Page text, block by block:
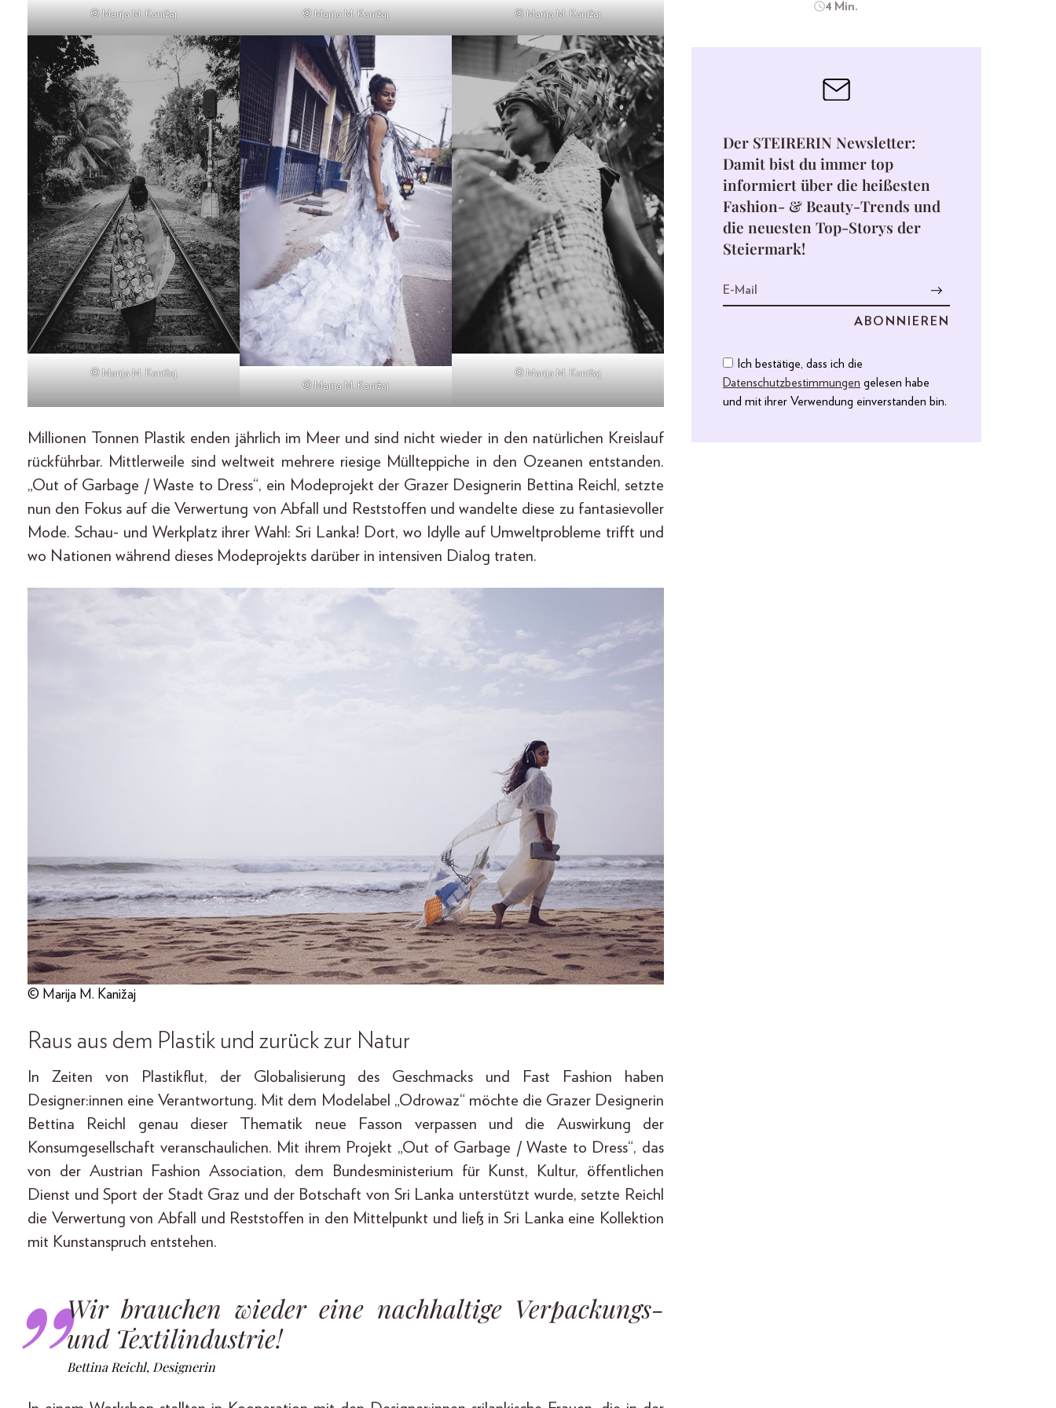
© Marija M. Kanižaj © Marija M. Kanižaj © Marija M. Kanižaj
© Marija M. Kanižaj
© Marija M. Kanižaj
© Marija M. Kanižaj
Millionen Tonnen Plastik enden jährlich im Meer und sind nicht wieder in den natürlichen Kreislauf
rückführbar. Mittlerweile sind weltweit mehrere riesige Müllteppiche in den Ozeanen entstanden.
„Out of Garbage / Waste to Dress“, ein Modeprojekt der Grazer Designerin Bettina Reichl, setzte
nun den Fokus auf die Verwertung von Abfall und Reststoffen und wandelte diese zu fantasievoller
Mode. Schau- und Werkplatz ihrer Wahl: Sri Lanka! Dort, wo Idylle auf Umweltprobleme trifft und
wo Nationen während dieses Modeprojekts darüber in intensiven Dialog traten.
© Marija M. Kanižaj
Raus aus dem Plastik und zurück zur Natur
In Zeiten von Plastikflut, der Globalisierung des Geschmacks und Fast Fashion haben
Desi­gner:innen eine Verantwortung. Mit dem Modelabel „Odrowaz“ möchte die Grazer Designerin
Bettina Reichl genau dieser Thematik neue Fasson verpassen und die Auswirkung der
Konsumgesellschaft veranschaulichen. Mit ihrem Projekt „Out of Garbage / Waste to Dress“, das
von der Austrian Fashion Association, dem Bundesministerium für Kunst, Kultur, öffentlichen
Dienst und Sport der Stadt Graz und der Botschaft von Sri Lanka unterstützt wurde, setzte Reichl
die Verwertung von Abfall und Reststoffen in den Mittelpunkt und ließ in Sri Lanka eine Kollektion
mit Kunstanspruch entstehen.
Wir brauchen wieder eine nachhaltige Verpackungs-
und Textilindustrie!
Bettina Reichl, Designerin
4 Min.
Der STEIRERIN Newsletter:
Damit bist du immer top
informiert über die heißesten
Fashion- & Beauty-Trends und
die neuesten Top-Storys der
Steiermark!
Ich bestätige, dass ich die
Datenschutzbestimmungen gelesen habe
und mit ihrer Verwendung einverstanden bin.